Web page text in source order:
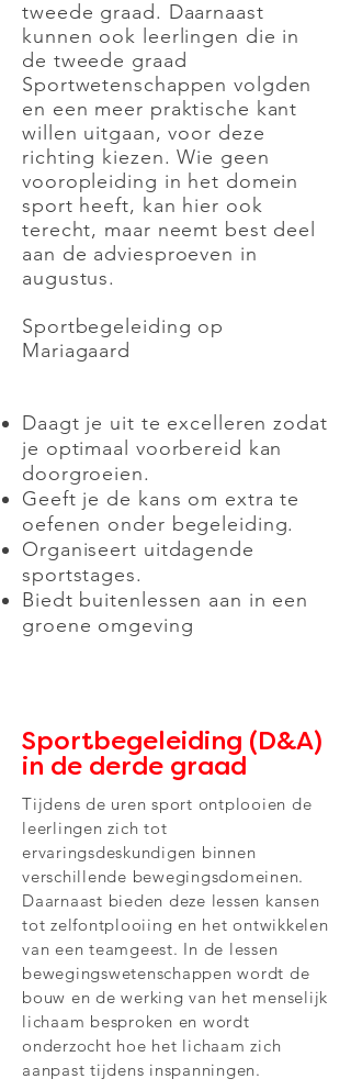
tweede graad. Daarnaast
kunnen ook leerlingen die in
de tweede graad
Sportwetenschappen volgden
en een meer praktische kant
willen uitgaan, voor deze
richting kiezen. Wie geen
vooropleiding in het domein
sport heeft, kan hier ook
terecht, maar neemt best deel
aan de adviesproeven in
augustus.
Sportbegeleiding op
Mariagaard
Daagt je uit te excelleren zodat
je optimaal voorbereid kan
doorgroeien.
Geeft je de kans om extra te
oefenen onder begeleiding.
Organiseert uitdagende
sportstages.
Biedt buitenlessen aan in een
groene omgeving
Sportbegeleiding (D&A)
in de derde graad
Tijdens de uren sport ontplooien de
leerlingen zich tot
ervaringsdeskundigen binnen
verschillende bewegingsdomeinen.
Daarnaast bieden deze lessen kansen
tot zelfontplooiing en het ontwikkelen
van een teamgeest. In de lessen
bewegingswetenschappen wordt de
bouw en de werking van het menselijk
lichaam besproken en wordt
onderzocht hoe het lichaam zich
aanpast tijdens inspanningen.